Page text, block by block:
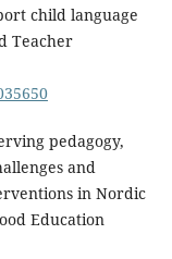
child language
Teacher
pedagogy,
and
in Nordic
Education